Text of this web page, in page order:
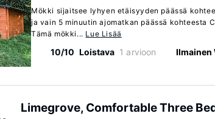
Mökki sijaitsee lyhyen etäisyyden päässä
ja vain 5 minuutin ajomatkan päässä kohteesta
Tämä mökki... Lue Lisää
10/10 Loistava 1 arvioon Ilmainen
Limegrove, Comfortable Three